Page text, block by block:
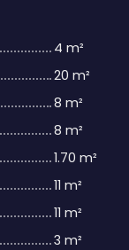
4 m²
20 m²
8 m²
8 m²
1.70 m²
11 m²
11 m²
3 m²